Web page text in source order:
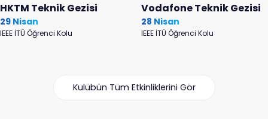
HKTM Teknik Gezisi
29 Nisan
IEEE İTÜ Öğrenci Kolu
Vodafone Teknik Gezisi
28 Nisan
IEEE İTÜ Öğrenci Kolu
Kulübün Tüm Etkinliklerini Gör